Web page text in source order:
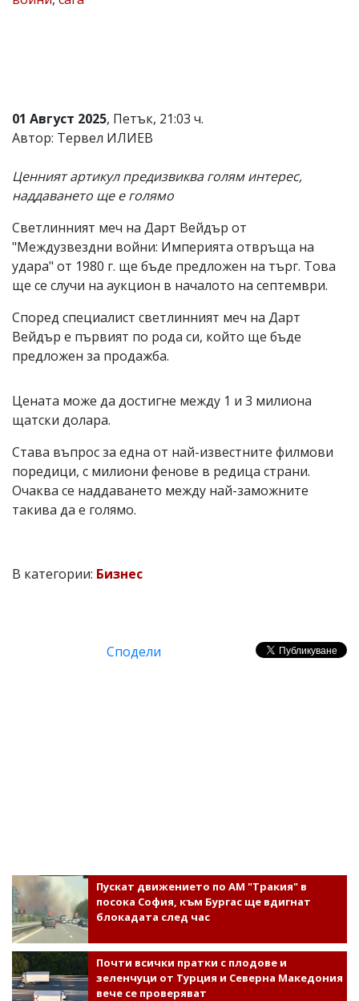
и
редакцията
не
отговорност
за
тях!
откриете
обиден
за
вас
коментар,
сигнализирайте
ни!
01 Август 2025, Петък, 21:03 ч.
Автор: Тервел ИЛИЕВ
Ценният артикул предизвиква голям интерес,
наддаването ще е голямо
Светлинният меч на Дарт Вейдър от
"Междузвездни войни: Империята отвръща на
удара" от 1980 г. ще бъде предложен на търг. Това
ще се случи на аукцион в началото на септември.
Според специалист светлинният меч на Дарт
Вейдър е първият по рода си, който ще бъде
предложен за продажба.
Цената може да достигне между 1 и 3 милиона
щатски долара.
Става въпрос за една от най-известните филмови
поредици, с милиони фенове в редица страни.
Очаква се наддаването между най-заможните
такива да е голямо.
В категории: Бизнес
Сподели
Пускат движението по АМ "Тракия" в
посока София, към Бургас ще вдигнат
блокадата след час
Почти всички пратки с плодове и
зеленчуци от Турция и Северна Македония
вече се проверяват